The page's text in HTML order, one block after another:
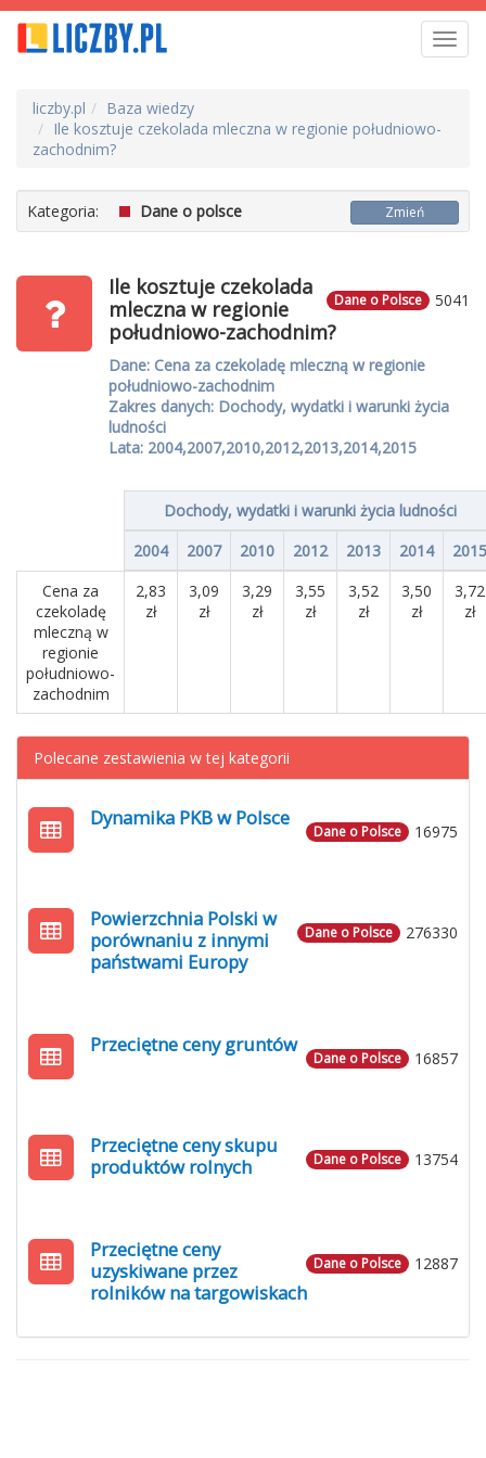
liczby.pl
Baza wiedzy
Ile kosztuje czekolada mleczna w regionie południowo-
zachodnim?
Kategoria: Dane o polsce Zmień
5041
Dane o Polsce
Ile kosztuje czekolada
mleczna w regionie
południowo-zachodnim?
Dane: Cena za czekoladę mleczną w regionie
południowo-zachodnim
Zakres danych: Dochody, wydatki i warunki życia
ludności
Lata: 2004,2007,2010,2012,2013,2014,2015
Dochody, wydatki i warunki życia ludności
2004
2007 2010 2012 2013 2014
2015
Cena za
czekoladę
mleczną w
regionie
południowo-
zachodnim
2,83
zł
3,09
zł
3,29
zł
3,55
zł
3,52
zł
3,50
zł
3,72
zł
Polecane zestawienia w tej kategorii
16975
Dane o Polsce
Dynamika PKB w Polsce
276330
Dane o Polsce
Powierzchnia Polski w
porównaniu z innymi
państwami Europy
16857
Dane o Polsce
Przeciętne ceny gruntów
13754
Dane o Polsce
Przeciętne ceny skupu
produktów rolnych
12887
Dane o Polsce
Przeciętne ceny
uzyskiwane przez
rolników na targowiskach